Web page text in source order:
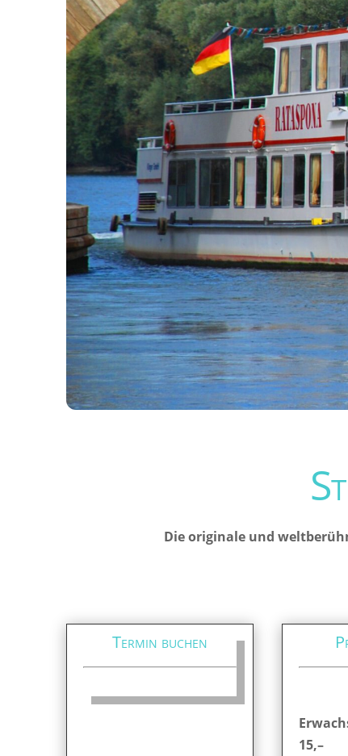
Die originale und
Termin buchen
15,–